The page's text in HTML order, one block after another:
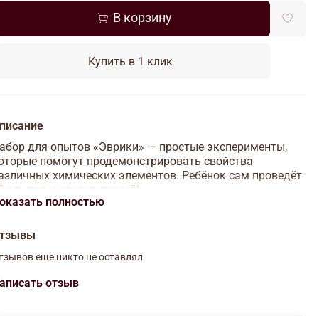
В корзину
Купить в 1 клик
для опытов «Эврики» — простые эксперименты,
помогут продемонстрировать свойства
химических элементов. Ребёнок сам проведёт
опытов и удивит друзей!
Химическая грелка.
Прикосновение мороза.
Зелёное пламя.
полностью
еще никто не оставлял
отзыв